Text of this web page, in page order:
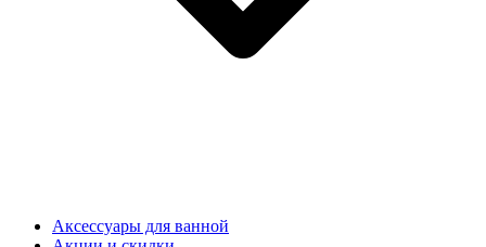
Аксессуары для ванной